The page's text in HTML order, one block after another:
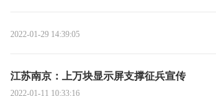
2022-01-29 14:39:05
江苏南京：上万块显示屏支撑征兵宣传
2022-01-11 10:33:16